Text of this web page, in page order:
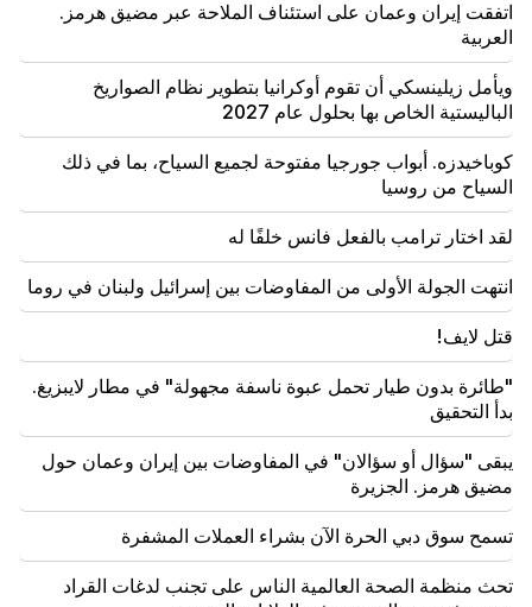
انتخاب فارديفانيان أم جلسة محكمة فيهابار؟ هناك وضع
استثنائي في البرلمان. "الناس"
08:00
كيف تم إعادة توزيع المكاتب في الجمعية الوطنية. "الناس"
00:24
هدية باهظة الثمن من أناهيت كيراكوسيان وزوجها السابق
في حفل زفاف ابنتها (فيديو)
23:58
وشكر بيزشكيان الدول المجاورة على دعمها لإيران
22:58
وأصيب 13 راكبا على متن الطائرة. الهند
22:15
إن استدعاء Garegin B. Vepahar إلى المحكمة أمر غير
مقبول ومستهجن. آرام آي
اتفقت إيران وعمان على استئناف الملاحة عبر مضيق هرمز.
العربية
ويأمل زيلينسكي أن تقوم أوكرانيا بتطوير نظام الصواريخ
الباليستية الخاص بها بحلول عام 2027
كوباخيدزه. أبواب جورجيا مفتوحة لجميع السياح، بما في ذلك
السياح من روسيا
لقد اختار ترامب بالفعل فانس خلفًا له
انتهت الجولة الأولى من المفاوضات بين إسرائيل ولبنان في روما
قتل لايف!
"طائرة بدون طيار تحمل عبوة ناسفة مجهولة" في مطار لايبزيغ.
بدأ التحقيق
يبقى "سؤال أو سؤالان" في المفاوضات بين إيران وعمان حول
مضيق هرمز. الجزيرة
تسمح سوق دبي الحرة الآن بشراء العملات المشفرة
تحث منظمة الصحة العالمية الناس على تجنب لدغات القراد